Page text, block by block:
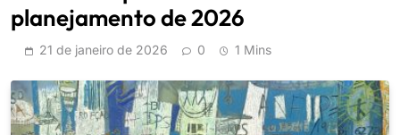
planejamento de 2026
21 de janeiro de 2026 0 1 Mins